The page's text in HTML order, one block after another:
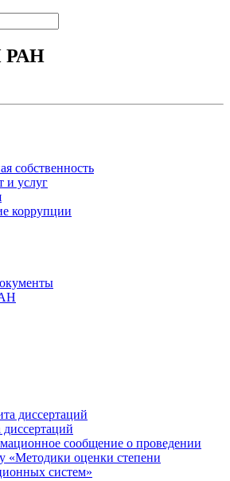
РАН
собственность
и услуг
коррупции
диссертаций
сообщение о проведении
«Методики оценки степени
систем»